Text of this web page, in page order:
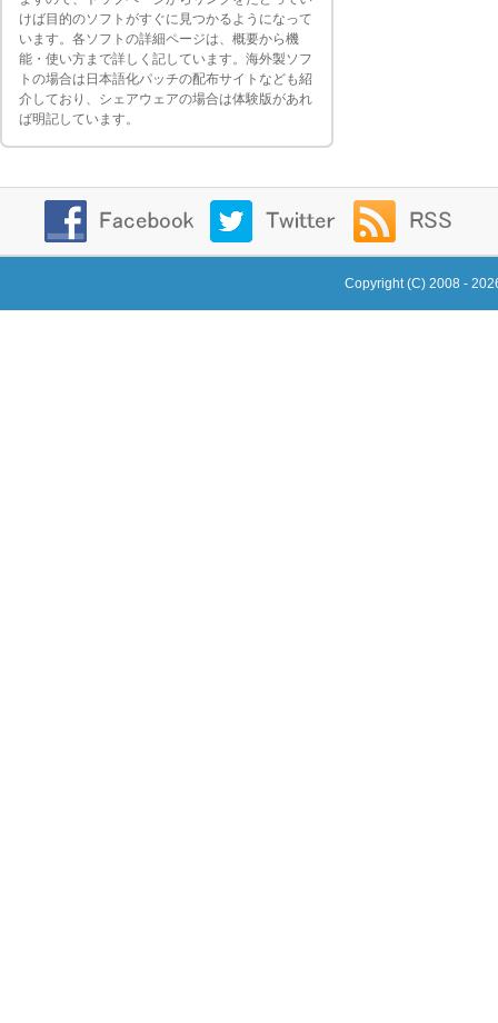
けば目的のソフトがすぐに見つかるようになって
います。各ソフトの詳細ページは、概要から機
能・使い方まで詳しく記しています。海外製ソフ
トの場合は日本語化パッチの配布サイトなども紹
介しており、シェアウェアの場合は体験版があれ
ば明記しています。
Copyright (C) 2008 -